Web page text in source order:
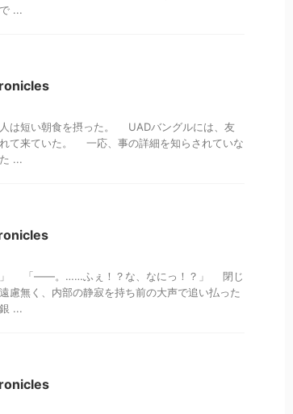
...
は短い朝食を摂った。 UADバングルには、友
て来ていた。 一応、事の詳細を知らされていな
...
」 「――。……ふぇ！？な、なにっ！？」 閉じ
慮無く、内部の静寂を持ち前の大声で追い払った
...